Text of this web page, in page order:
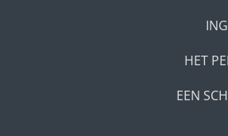
HET
EEN